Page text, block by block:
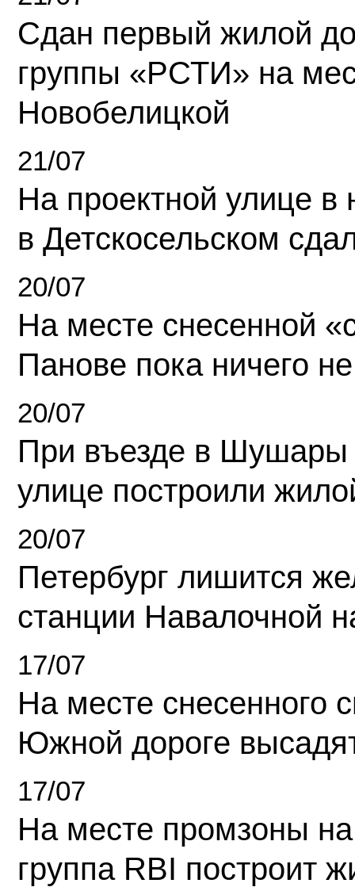
Сдан первый жилой
группы «РСТИ» на
Новобелицкой
21/07
На проектной улице
в Детскосельском
20/07
На месте снесенной
Панове пока ничего
20/07
При въезде в Шушары
улице построили
20/07
Петербург лишится
станции Навалочной
17/07
На месте снесенного
Южной дороге
17/07
На месте промзоны
группа RBI построит